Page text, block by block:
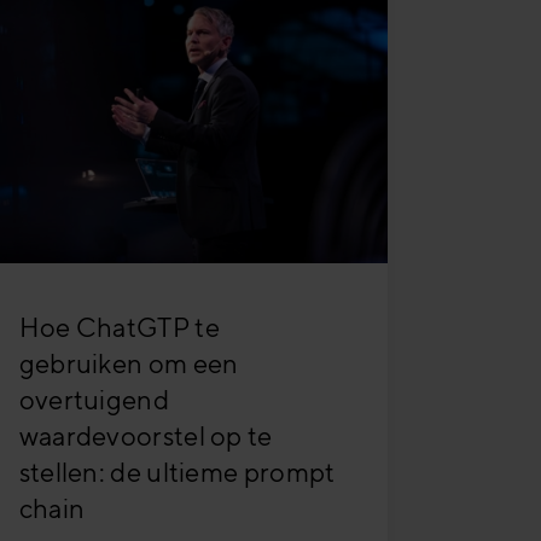
Hoe ChatGTP te
gebruiken om een
overtuigend
waardevoorstel op te
stellen: de ultieme prompt
chain